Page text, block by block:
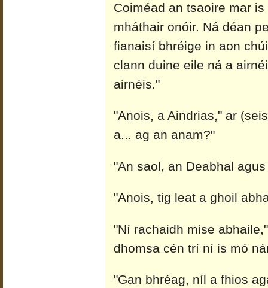
Coiméad an tsaoire mar
mháthair onóir. Ná déan
fianaisí bhréige in aon
clann duine eile ná a
airnéis."
"Anois, a Aindrias," ar
a... ag an anam?"
"An saol, an Deabhal
"Anois, tig leat a ghoil
"Ní rachaidh mise
dhomsa cén trí ní is mó
"Gan bhréag, níl a fhios